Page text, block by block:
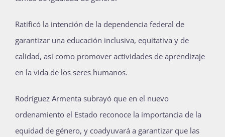
Ratificó la intención de la dependencia federal de
garantizar una educación inclusiva, equitativa y de
calidad, así como promover actividades de aprendizaje
en la vida de los seres humanos.
Rodríguez Armenta subrayó que en el nuevo
ordenamiento el Estado reconoce la importancia de la
equidad de género, y coadyuvará a garantizar que las